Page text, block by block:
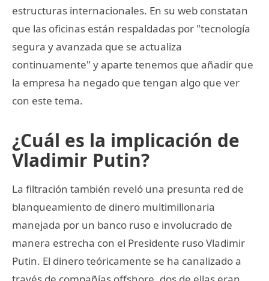
estructuras internacionales. En su web constatan
que las oficinas están respaldadas por "tecnología
segura y avanzada que se actualiza
continuamente" y aparte tenemos que añadir que
la empresa ha negado que tengan algo que ver
con este tema.
¿Cuál es la implicación de
Vladimir Putin?
La filtración también reveló una presunta red de
blanqueamiento de dinero multimillonaria
manejada por un banco ruso e involucrado de
manera estrecha con el Presidente ruso Vladimir
Putin. El dinero teóricamente se ha canalizado a